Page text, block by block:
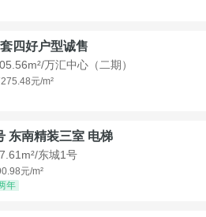
四好户型诚售
万汇中心（二期）
元/m²
东南精装三室 电梯
东城1号
元/m²
年